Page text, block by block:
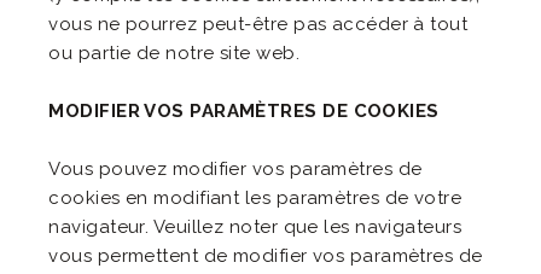
vous ne pourrez peut-être pas accéder à tout
ou partie de notre site web.
MODIFIER VOS PARAMÈTRES DE COOKIES
Vous pouvez modifier vos paramètres de
cookies en modifiant les paramètres de votre
navigateur. Veuillez noter que les navigateurs
vous permettent de modifier vos paramètres de